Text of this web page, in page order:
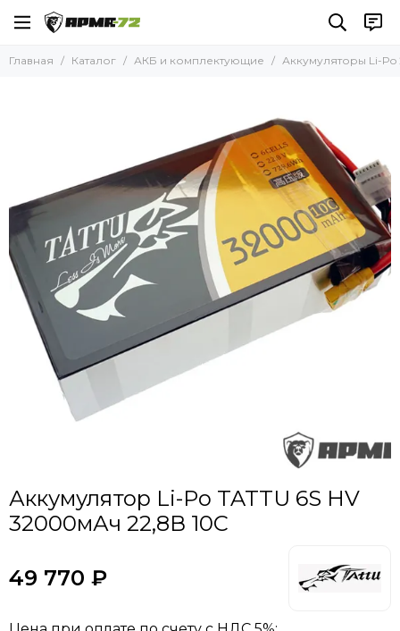
АКБ и комплектующие
Аккумуляторы Li-Po 22,8В
Аккумуляторы Li-Po 44,4В
Аккумуляторы Li-Po 45,6В
Аккумуляторы Li-ion 21,9В
Аккумуляторы Li-ion 22,2В
Аккумуляторы Li-ion 23,1В
Главная Каталог АКБ и комплектующие Аккумуляторы Li-Po
Аккумулятор Li-Po TATTU 6S HV
32000мАч 22,8В 10C
49 770 ₽